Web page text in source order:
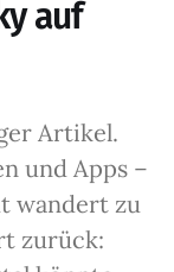
auf
Artikel.
und Apps –
wandert zu
zurück: